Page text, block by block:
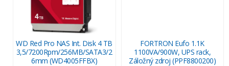
WD Red Pro NAS Int. Disk 4 TB
3,5/7200Rpm/256MB/SATA3/2
6mm (WD4005FFBX)
FORTRON Eufo 1.1K
1100VA/900W, UPS rack,
Záložný zdroj (PPF8800200)